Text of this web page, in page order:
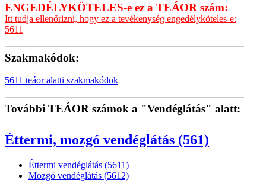
ENGEDÉLYKÖTELES-e ez a TEÁOR szám:
Itt tudja ellenőrizni, hogy ez a tevékenység engedélyköteles-e:
5611
Szakmakódok:
5611 teáor alatti szakmakódok
További TEÁOR számok a "Vendéglátás" alatt:
Éttermi, mozgó vendéglátás (561)
Éttermi vendéglátás (5611)
Mozgó vendéglátás (5612)